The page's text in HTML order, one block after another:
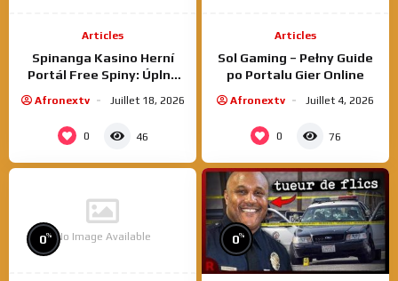
Articles
Spinanga Kasino Herní
Portál Free Spiny: Úplný
Zatočeními
Afronextv Juillet 18, 2026
0 46
Articles
Sol Gaming – Pełny Guide
po Portalu Gier Online
Afronextv Juillet 4, 2026
0 76
No Image Available
0% 0%